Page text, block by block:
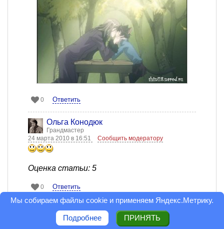
0 Ответить
Ольга Конодюк
Грандмастер
24 марта 2010 в 16:51
Сообщить модератору
Оценка статьи: 5
0 Ответить
Валентина Пономарева
Грандмастер
24 марта 2010 в 18:10
Сообщить модератору
Мы собираем файлы cookie и применяем Яндекс.Метрику.
Подробнее ПРИНЯТЬ